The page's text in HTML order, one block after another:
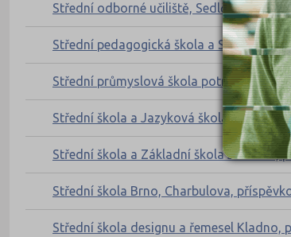
Střední odborné učiliště, Sedlčany, Petra
Střední pedagogická škola a Střední
Střední průmyslová škola potravinářství
Střední škola a Jazyková škola s právem
Střední škola a Základní škola Jesenice,
Střední škola Brno, Charbulova,
Střední škola designu a řemesel Kladno,